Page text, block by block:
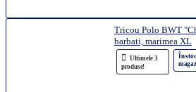
Tricou Polo BWT
barbati, marimea XL
Ultimele 3
produse!
În stoc